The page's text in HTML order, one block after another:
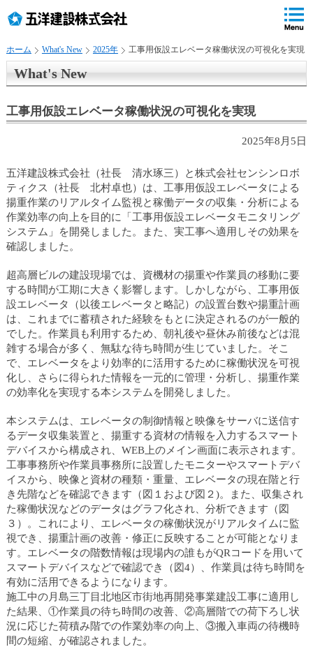
ー
の
す
ー
内
の
リ
で
す
サ
イ
ト
内
通
メ
ニ
ュ
ー
へ
移
動
し
す
ヘ
ッ
ダ
ー
メ
ニ
ュ
ー
へ
移
動
し
ま
す
カ
の
ジ
ホーム What's New 2025年 工事用仮設エレベータ稼働状況の可視化を実現
ペ
で
What's New
工事用仮設エレベータ稼働状況の可視化を実現
2025年8月5日
五洋建設株式会社（社長 清水琢三）と株式会社センシンロボ
ティクス（社長 北村卓也）は、工事用仮設エレベータによる
揚重作業のリアルタイム監視と稼働データの収集・分析による
作業効率の向上を目的に「工事用仮設エレベータモニタリング
システム」を開発しました。また、実工事へ適用しその効果を
確認しました。
超高層ビルの建設現場では、資機材の揚重や作業員の移動に要
する時間が工期に大きく影響します。しかしながら、工事用仮
設エレベータ（以後エレベータと略記）の設置台数や揚重計画
は、これまでに蓄積された経験をもとに決定されるのが一般的
でした。作業員も利用するため、朝礼後や昼休み前後などは混
雑する場合が多く、無駄な待ち時間が生じていました。そこ
で、エレベータをより効率的に活用するために稼働状況を可視
化し、さらに得られた情報を一元的に管理・分析し、揚重作業
の効率化を実現する本システムを開発しました。
本システムは、エレベータの制御情報と映像をサーバに送信す
るデータ収集装置と、揚重する資材の情報を入力するスマート
デバイスから構成され、WEB上のメイン画面に表示されます。
工事事務所や作業員事務所に設置したモニターやスマートデバ
イスから、映像と資材の種類・重量、エレベータの現在階と行
き先階などを確認できます（図１および図２)。また、収集され
た稼働状況などのデータはグラフ化され、分析できます（図
３）。これにより、エレベータの稼働状況がリアルタイムに監
視でき、揚重計画の改善・修正に反映することが可能となりま
す。エレベータの階数情報は現場内の誰もがQRコードを用いて
スマートデバイスなどで確認でき（図4）、作業員は待ち時間を
有効に活用できるようになります。
施工中の月島三丁目北地区市街地再開発事業建設工事に適用し
た結果、①作業員の待ち時間の改善、②高層階での荷下ろし状
況に応じた荷積み階での作業効率の向上、③搬入車両の待機時
間の短縮、が確認されました。
ー
の
で
す
ー
の
戻
る